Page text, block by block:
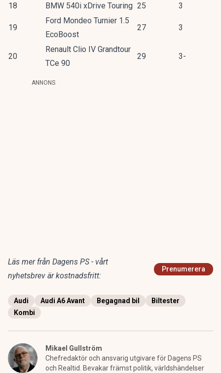
18 BMW 540i xDrive Touring 25 3
19
Ford Mondeo Turnier 1.5
EcoBoost
27 3
20
Renault Clio IV Grandtour
TCe 90
29 3-
ANNONS
Läs mer från Dagens PS - vårt
nyhetsbrev är kostnadsfritt:
Prenumerera
Audi Audi A6 Avant Begagnad bil
Biltester
Kombi
Mikael Gullström
Chefredaktör och ansvarig utgivare för Dagens PS
och Realtid. Bevakar främst politik, världshändelser